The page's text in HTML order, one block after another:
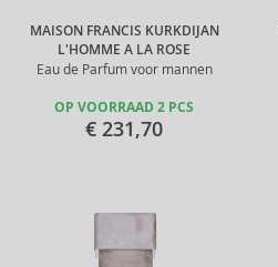
MAISON FRANCIS KURKDIJAN
L'HOMME A LA ROSE
Eau de Parfum voor mannen
OP VOORRAAD 2 PCS
€ 231,70